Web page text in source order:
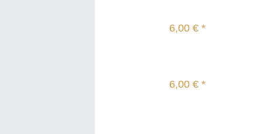
6,00 € *
6,00 € *